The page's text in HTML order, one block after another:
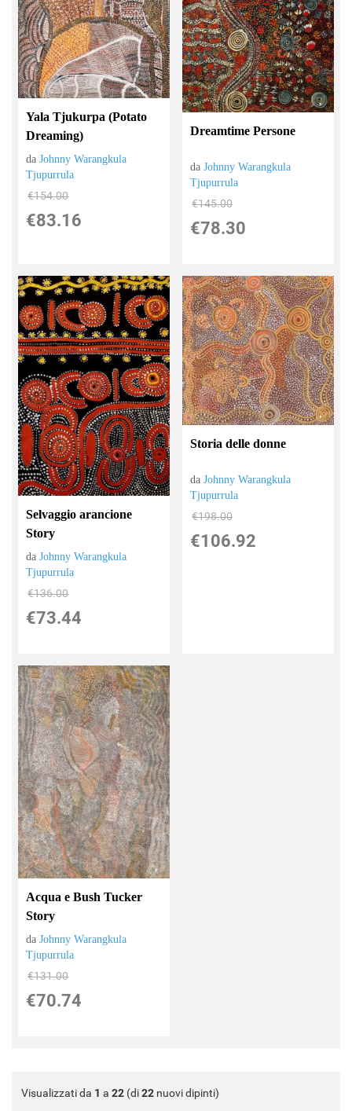
Yala Tjukurpa (Potato
Dreaming)
daJohnny Warangkula
Tjupurrula
€154.00
€83.16
Dreamtime Persone
daJohnny Warangkula
Tjupurrula
€145.00
€78.30
Selvaggio arancione
Story
daJohnny Warangkula
Tjupurrula
€136.00
€73.44
Storia delle donne
daJohnny Warangkula
Tjupurrula
€198.00
€106.92
Acqua e Bush Tucker
Story
daJohnny Warangkula
Tjupurrula
€131.00
€70.74
Visualizzati da 1 a 22 (di22 nuovi dipinti)